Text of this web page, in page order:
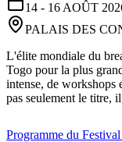
14 - 16 AOÛT
PALAIS DES
L'élite mondiale du
Togo pour la plus
intense, de workshops
pas seulement le titre,
Programme du